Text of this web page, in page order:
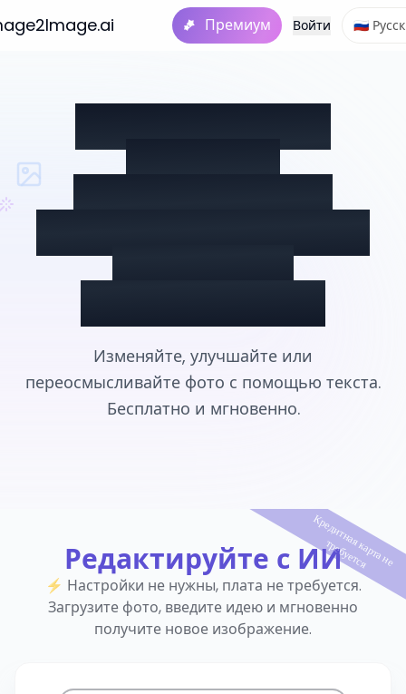
ИИ-Студия Изображение в видео Тарифы
Премиум Войти 🇷🇺
всё, что вы
Изменяйте, улучшайте или
переосмысливайте фото с помощью текста.
Бесплатно и мгновенно.
Редактируйте с ИИ
⚡ Настройки не нужны, плата не требуется.
Загрузите фото, введите идею и мгновенно
получите новое изображение.
К
р
е
д
и
т
н
а
я
к
а
р
т
а
н
е
т
р
е
б
у
е
т
с
я